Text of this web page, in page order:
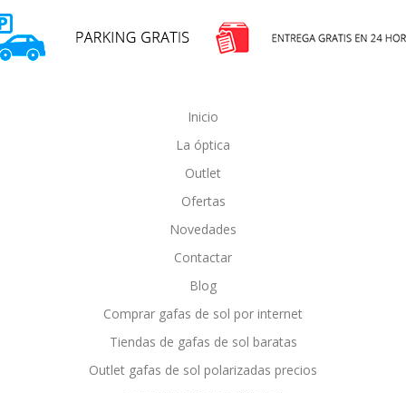
Inicio
La óptica
Outlet
Ofertas
Novedades
Contactar
Blog
Comprar gafas de sol por internet
Tiendas de gafas de sol baratas
Outlet gafas de sol polarizadas precios